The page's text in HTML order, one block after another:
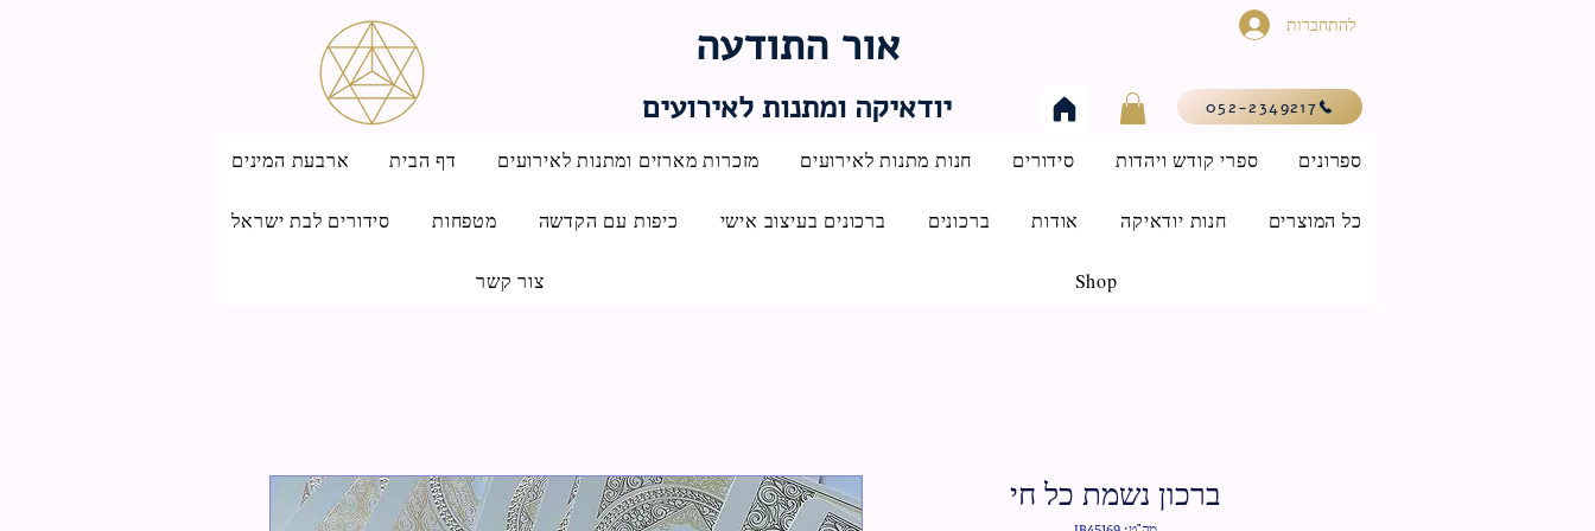
אור התודעה
יודאיקה ומתנות לאירועים
להתחברות
052-2349217
ארבעת המינים דף הבית מזכרות מארזים ומתנות לאירועים חנות מתנות לאירועים סידורים ספרי קודש ויהדות ספרונים
סידורים לבת ישראל מטפחות כיפות עם הקדשה ברכונים בעיצוב אישי ברכונים אודות חנות יודאיקה כל המוצרים
צור קשר Shop
ברכון נשמת כל חי